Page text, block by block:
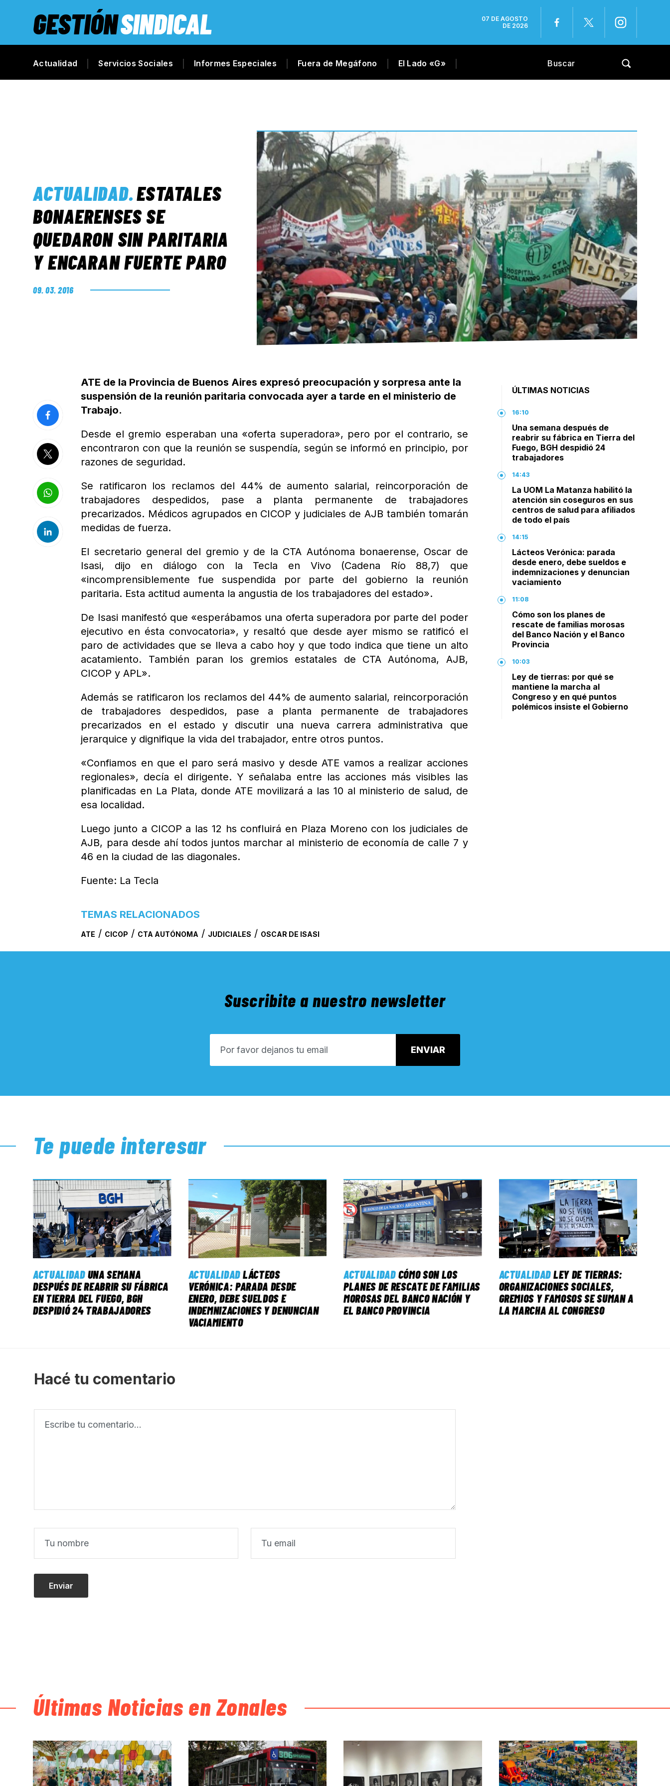
GESTIÓNSINDICAL
07 DE AGOSTO
DE 2026
Actualidad Servicios Sociales Informes Especiales Fuera de Megáfono El Lado «G»
ACTUALIDAD.ESTATALES
BONAERENSES SE
QUEDARON SIN PARITARIA
Y ENCARAN FUERTE PARO
09. 03. 2016
ATE de la Provincia de Buenos Aires expresó preocupación y sorpresa ante la
suspensión de la reunión paritaria convocada ayer a tarde en el ministerio de
Trabajo.
Desde el gremio esperaban una «oferta superadora», pero por el contrario, se
encontraron con que la reunión se suspendía, según se informó en principio, por
razones de seguridad.
Se ratificaron los reclamos del 44% de aumento salarial, reincorporación de
trabajadores despedidos, pase a planta permanente de trabajadores
precarizados. Médicos agrupados en CICOP y judiciales de AJB también tomarán
medidas de fuerza.
El secretario general del gremio y de la CTA Autónoma bonaerense, Oscar de
Isasi, dijo en diálogo con la Tecla en Vivo (Cadena Río 88,7) que
«incomprensiblemente fue suspendida por parte del gobierno la reunión
paritaria. Esta actitud aumenta la angustia de los trabajadores del estado».
De Isasi manifestó que «esperábamos una oferta superadora por parte del poder
ejecutivo en ésta convocatoria», y resaltó que desde ayer mismo se ratificó el
paro de actividades que se lleva a cabo hoy y que todo indica que tiene un alto
acatamiento. También paran los gremios estatales de CTA Autónoma, AJB,
CICOP y APL».
Además se ratificaron los reclamos del 44% de aumento salarial, reincorporación
de trabajadores despedidos, pase a planta permanente de trabajadores
precarizados en el estado y discutir una nueva carrera administrativa que
jerarquice y dignifique la vida del trabajador, entre otros puntos.
«Confiamos en que el paro será masivo y desde ATE vamos a realizar acciones
regionales», decía el dirigente. Y señalaba entre las acciones más visibles las
planificadas en La Plata, donde ATE movilizará a las 10 al ministerio de salud, de
esa localidad.
Luego junto a CICOP a las 12 hs confluirá en Plaza Moreno con los judiciales de
AJB, para desde ahí todos juntos marchar al ministerio de economía de calle 7 y
46 en la ciudad de las diagonales.
Fuente: La Tecla
TEMAS RELACIONADOS
ATE / CICOP / CTA AUTÓNOMA / JUDICIALES / OSCAR DE ISASI
ÚLTIMAS NOTICIAS
16:10
Una semana después de
reabrir su fábrica en Tierra del
Fuego, BGH despidió 24
trabajadores
14:43
La UOM La Matanza habilitó la
atención sin coseguros en sus
centros de salud para afiliados
de todo el país
14:15
Lácteos Verónica: parada
desde enero, debe sueldos e
indemnizaciones y denuncian
vaciamiento
11:08
Cómo son los planes de
rescate de familias morosas
del Banco Nación y el Banco
Provincia
10:03
Ley de tierras: por qué se
mantiene la marcha al
Congreso y en qué puntos
polémicos insiste el Gobierno
Suscribite a nuestro newsletter
Te puede interesar
ACTUALIDAD UNA SEMANA
DESPUÉS DE REABRIR SU FÁBRICA
EN TIERRA DEL FUEGO, BGH
DESPIDIÓ 24 TRABAJADORES
ACTUALIDADLÁCTEOS
VERÓNICA: PARADA DESDE
ENERO, DEBE SUELDOS E
INDEMNIZACIONES Y DENUNCIAN
VACIAMIENTO
ACTUALIDAD CÓMO SON LOS
PLANES DE RESCATE DE FAMILIAS
MOROSAS DEL BANCO NACIÓN Y
EL BANCO PROVINCIA
ACTUALIDADLEY DE TIERRAS:
ORGANIZACIONES SOCIALES,
GREMIOS Y FAMOSOS SE SUMAN A
LA MARCHA AL CONGRESO
Hacé tu comentario
Últimas Noticias en Zonales